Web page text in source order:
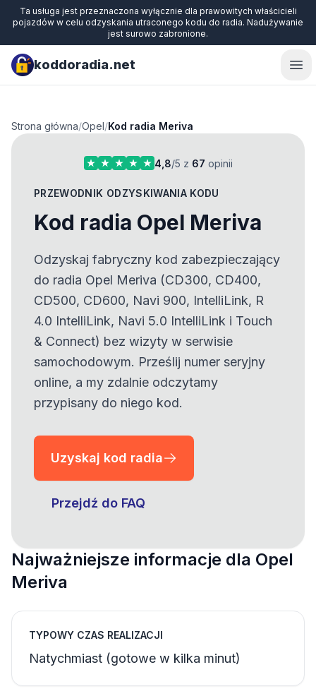
Ta usługa jest przeznaczona wyłącznie dla prawowitych właścicieli
pojazdów w celu odzyskania utraconego kodu do radia. Nadużywanie
jest surowo zabronione.
koddoradia.net
Strona główna/Opel/Kod radia Meriva
4,8/5 z 67 opinii
PRZEWODNIK ODZYSKIWANIA KODU
Kod radia Opel Meriva
Odzyskaj fabryczny kod zabezpieczający
do radia Opel Meriva (CD300, CD400,
CD500, CD600, Navi 900, IntelliLink, R
4.0 IntelliLink, Navi 5.0 IntelliLink i Touch
& Connect) bez wizyty w serwisie
samochodowym. Prześlij numer seryjny
online, a my zdalnie odczytamy
przypisany do niego kod.
Uzyskaj kod radia
Przejdź do FAQ
Najważniejsze informacje dla Opel
Meriva
TYPOWY CZAS REALIZACJI
Natychmiast (gotowe w kilka minut)